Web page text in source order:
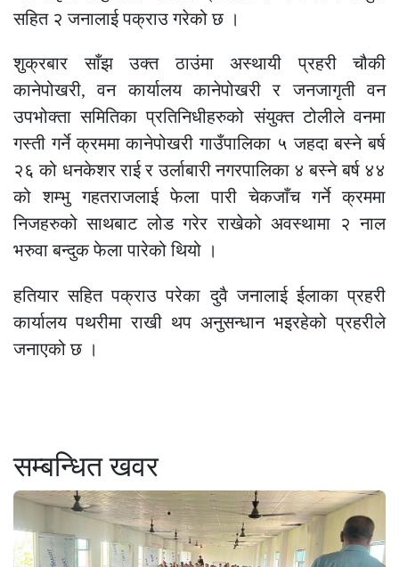
सहित २ जनालाई पक्राउ गरेको छ ।
शुक्रबार साँझ उक्त ठाउंमा अस्थायी प्रहरी चौकी
कानेपोखरी, वन कार्यालय कानेपोखरी र जनजागृती वन
उपभोक्ता समितिका प्रतिनिधीहरुको संयुक्त टोलीले वनमा
गस्ती गर्ने क्रममा कानेपोखरी गाउँपालिका ५ जहदा बस्ने बर्ष
२६ को धनकेशर राई र उर्लाबारी नगरपालिका ४ बस्ने बर्ष ४४
को शम्भु गहतराजलाई फेला पारी चेकजाँच गर्ने क्रममा
निजहरुको साथबाट लोड गरेर राखेको अवस्थामा २ नाल
भरुवा बन्दुक फेला पारेको थियो ।
हतियार सहित पक्राउ परेका दुवै जनालाई ईलाका प्रहरी
कार्यालय पथरीमा राखी थप अनुसन्धान भइरहेको प्रहरीले
जनाएको छ ।
सम्बन्धित खवर